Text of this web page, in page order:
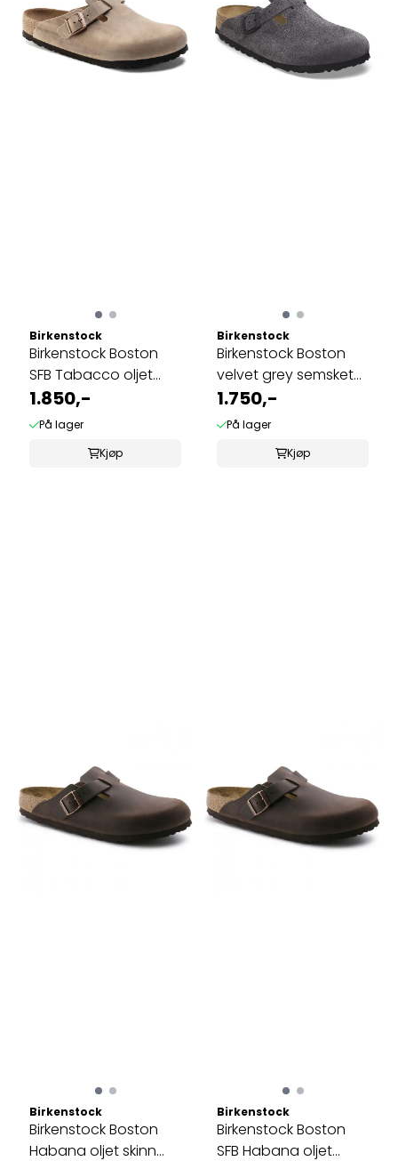
Birkenstock
Birkenstock Boston
SFB Tabacco oljet
skinn normal ...
1.850,-
På lager
Kjøp
Birkenstock
Birkenstock Boston
velvet grey semsket
skinn ...
1.750,-
På lager
Kjøp
Birkenstock
Birkenstock Boston
Habana oljet skinn
Birkenstock
Birkenstock Boston
SFB Habana oljet